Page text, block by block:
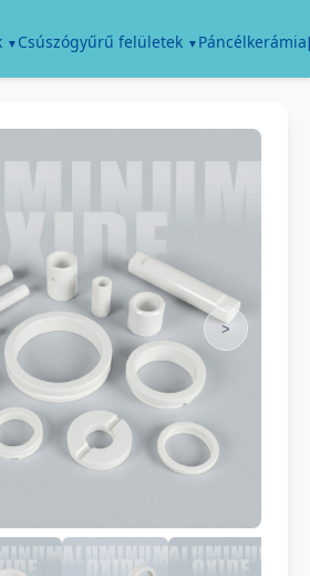
Csúszógyűrű felületek Páncélkerámia
>